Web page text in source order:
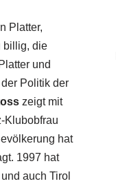
Platter,
billig, die
und
Politik der
zeigt mit
Klubobfrau
hat
1997 hat
auch Tirol